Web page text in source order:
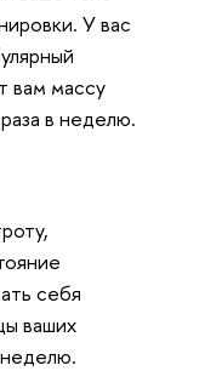
У вас
вам массу
в неделю.
себя
ваших